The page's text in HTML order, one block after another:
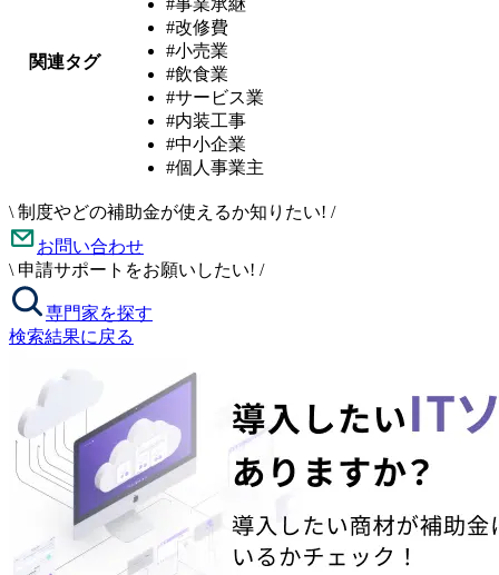
関連タグ
#改修費
#小売業
#飲食業
#サービス業
#内装工事
#中小企業
#個人事業主
\ 制度やどの補助金が使えるか知りたい! /
お問い合わせ
\ 申請サポートをお願いしたい! /
専門家を探す
検索結果に戻る